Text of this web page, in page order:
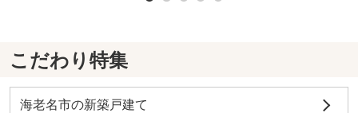
こだわり特集
海老名市の新築戸建て